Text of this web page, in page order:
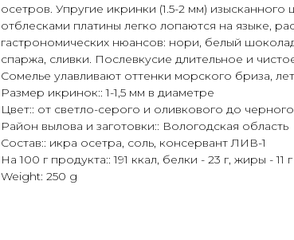
осетров. Упругие икринки (1.5-2 мм) изысканного
отблесками платины легко лопаются на языке,
гастрономических нюансов: нори, белый
спаржа, сливки. Послевкусие длительное и
Сомелье улавливают оттенки морского бриза,
Размер икринок:: 1-1,5 мм в диаметре
Цвет:: от светло-серого и оливкового до черного
Район вылова и заготовки:: Вологодская область
Состав:: икра осетра, соль, консервант ЛИВ-1
На 100 г продукта:: 191 ккал, белки - 23 г, жиры - 11 г
Weight: 250 g